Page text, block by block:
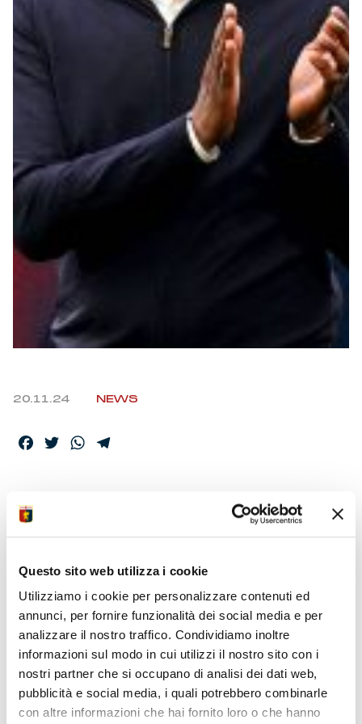
Questo sito web utilizza i cookie
Utilizziamo i cookie per personalizzare contenuti ed
annunci, per fornire funzionalità dei social media e per
analizzare il nostro traffico. Condividiamo inoltre
informazioni sul modo in cui utilizzi il nostro sito con i
nostri partner che si occupano di analisi dei dati web,
pubblicità e social media, i quali potrebbero combinarle
con altre informazioni che hai fornito loro o che hanno
Mare
Outlet
Isolani x Genoa
Gift Card Online Store
20.11.24 NEWS
Facebook
TwitterWhatsApp
COMUNICATO
STAMPA – VIEIRA
NUOVO TECNICO
Il Genoa CFC comunica di aver affidato la conduzione
tecnica della prima squadra a Patrick Vieira.
Il nuovo mister dirigerà nel pomeriggio il primo
allenamento dopo la formalizzazione del contratto nella
sede di Villa Rostan.